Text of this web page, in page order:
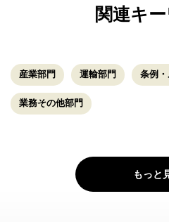
関連キ
産業部門 運輸部門 条例
業務その他部門
もっと